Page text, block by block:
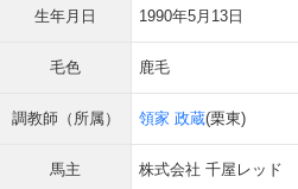
生年月日 1990年5月13日
毛色 鹿毛
調教師（所属） 領家 政蔵(栗東)
馬主 株式会社 千屋レッド